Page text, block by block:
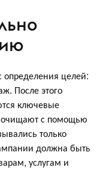
определения целей:
После этого
ключевые
очищают с помощью
только
должна быть
услугам и